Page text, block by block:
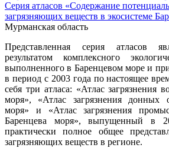
Серия атласов «Содержание
загрязняющих веществ в экосистеме
Мурманская область
Представленная серия атласов
результатом комплексного
выполненного в Баренцевом море и
в период с 2003 года по настоящее
себя три атласа: «Атлас загрязнения
моря», «Атлас загрязнения донных
моря» и «Атлас загрязнения
Баренцева моря», выпущенный в
практически полное общее
загрязняющих веществ в регионе.